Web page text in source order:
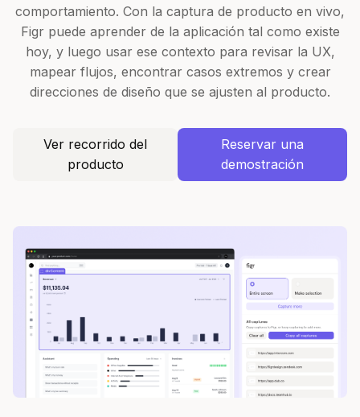
comportamiento. Con la captura de producto en vivo,
Figr puede aprender de la aplicación tal como existe
hoy, y luego usar ese contexto para revisar la UX,
mapear flujos, encontrar casos extremos y crear
direcciones de diseño que se ajusten al producto.
Ver recorrido del
producto
Reservar una
demostración